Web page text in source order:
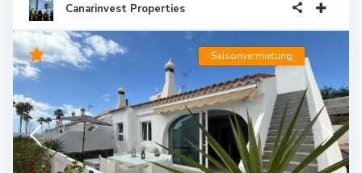
Canarinvest Properties
Saisonvermietung